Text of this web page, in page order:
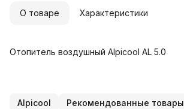
О товаре Характеристики
Отопитель воздушный Alpicool AL 5.0
Alpicool Рекомендованные товары